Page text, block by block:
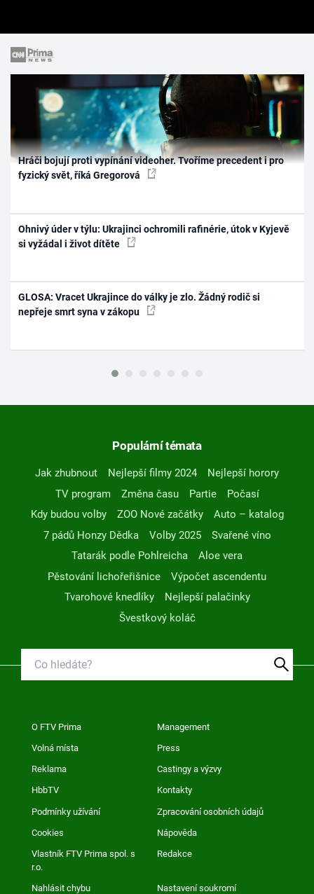
Hráči bojují proti vypínání videoher. Tvoříme precedent i pro
fyzický svět, říká Gregorová
Ohnivý úder v týlu: Ukrajinci ochromili rafinérie, útok v Kyjevě
si vyžádal i život dítěte
GLOSA: Vracet Ukrajince do války je zlo. Žádný rodič si
nepřeje smrt syna v zákopu
Populární témata
Jak zhubnout Nejlepší filmy 2024
Nejlepší horory
TV program
Změna času Partie
Počasí
Kdy budou volby
ZOO Nové začátky
Auto – katalog
7 pádů Honzy Dědka
Volby 2025
Svařené víno
Tatarák podle Pohlreicha
Aloe vera
Pěstování lichořeřišnice
Výpočet ascendentu
Tvarohové knedlíky
Nejlepší palačinky
Švestkový koláč
O FTV Prima Management
Volná místa Press
Reklama Castingy a výzvy
HbbTV Kontakty
Podmínky užívání Zpracování osobních údajů
Cookies Nápověda
Vlastník FTV Prima spol. s
r.o.
Redakce
Nahlásit chybu Nastavení soukromí